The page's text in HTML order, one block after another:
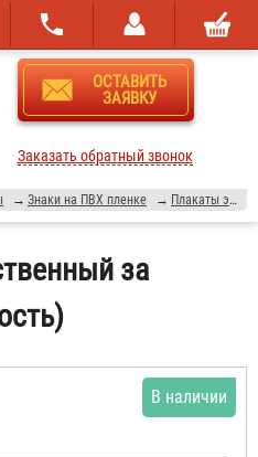
ОСТАВИТЬ
ЗАЯВКУ
Заказать обратный звонок
→ Знаки на ПВХ пленке → Плакаты электробезопасности
за
В наличии